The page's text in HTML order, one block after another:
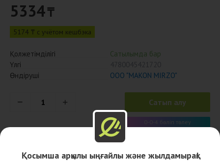
5334₸
5174 ₸ с учётом кешбэка
Қолжетімділігі
Сатылымда бар
Үлгі
Өндіруші
ООО "MAKON MIRZO"
Сатып алу
0-0-4 бөліп төлеу
Қосымша арқылы ыңғайлы және жылдамырақ!